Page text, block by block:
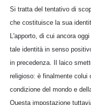
Si tratta del tentativo di
che costituisce la sua
L'apporto, di cui ancora
tale identità in senso
in precedenza. Il laico
religioso: è finalmente colui
condizione del mondo e
Questa impostazione